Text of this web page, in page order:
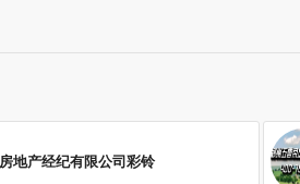
地产经纪有限公司彩铃